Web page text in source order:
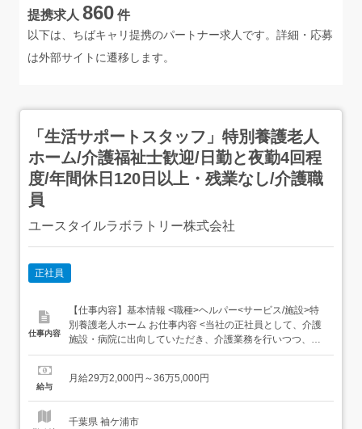
提携求人 860 件
以下は、ちばキャリ提携のパートナー求人です。詳細・応募
は外部サイトに遷移します。
「生活サポートスタッフ」特別養護老人
ホーム/介護福祉士歓迎/日勤と夜勤4回程
度/年間休日120日以上・残業なし/介護職
員
ユースタイルラボラトリー株式会社
正社員
仕事内容
【仕事内容】基本情報 <職種>ヘルパー<サービス/施設>特
別養護老人ホーム お仕事内容 <当社の正社員として、介護
施設・病院に出向していただき、介護業務を行いつつ、出
向先のクライアントの課題や相談事に対して一緒に改善の
ム:介護の必要度が高い方が長期的に生活する施設<従来型
給与
月給29万2,000円～36万5,000円
千葉県 袖ケ浦市